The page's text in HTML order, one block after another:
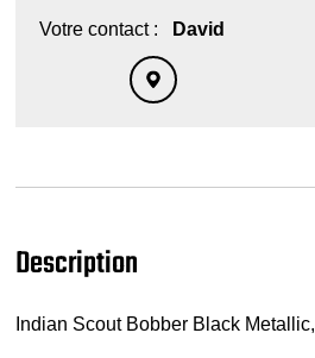
Votre contact :
David
Description
Indian Scout Bobber Black Metallic,